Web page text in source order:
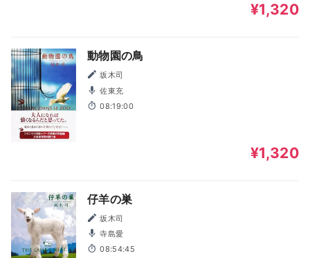
¥1,320
動物園の鳥
坂木司
佐東充
08:19:00
¥1,320
仔羊の巣
坂木司
寺島愛
08:54:45